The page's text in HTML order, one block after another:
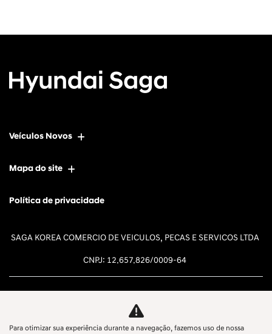
Veículos Novos
Mapa do site
Política de privacidade
SAGA KOREA COMERCIO DE VEICULOS, PECAS E SERVICOS LTDA
CNPJ: 12.657.826/0009-64
Para otimizar sua experiência durante a navegação, fazemos uso de nossa